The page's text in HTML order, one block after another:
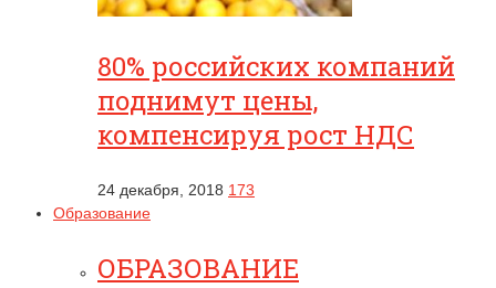
80% российских компаний
поднимут цены,
компенсируя рост НДС
24 декабря, 2018 173
Образование
ОБРАЗОВАНИЕ